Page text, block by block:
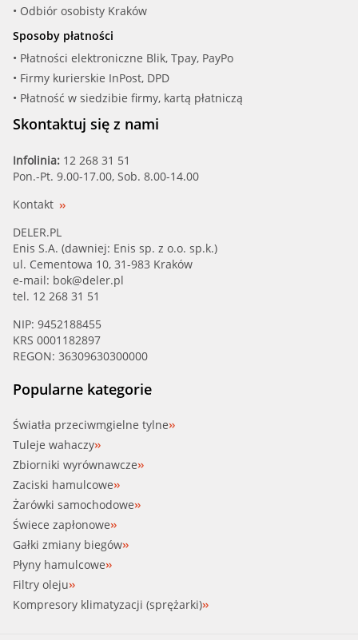
• Odbiór osobisty Kraków
Sposoby płatności
• Płatności elektroniczne Blik, Tpay, PayPo
• Firmy kurierskie InPost, DPD
• Płatność w siedzibie firmy, kartą płatniczą
Skontaktuj się z nami
Infolinia: 12 268 31 51
Pon.-Pt. 9.00-17.00, Sob. 8.00-14.00
Kontakt
DELER.PL
Enis S.A. (dawniej: Enis sp. z o.o. sp.k.)
ul. Cementowa 10, 31-983 Kraków
e-mail: bok@deler.pl
tel. 12 268 31 51
NIP: 9452188455
KRS 0001182897
REGON: 36309630300000
Popularne kategorie
Światła przeciwmgielne tylne
Tuleje wahaczy
Zbiorniki wyrównawcze
Zaciski hamulcowe
Żarówki samochodowe
Świece zapłonowe
Gałki zmiany biegów
Płyny hamulcowe
Filtry oleju
Kompresory klimatyzacji (sprężarki)